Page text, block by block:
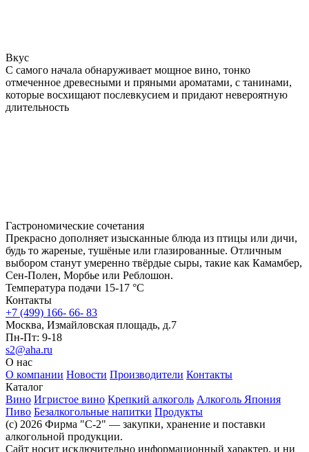
Вкус
С самого начала обнаруживает мощное вино, тонко
отмеченное древесными и пряными ароматами, с танинами,
которые восхищают послевкусием и придают невероятную
длительность
Гастрономические сочетания
Прекрасно дополняет изысканные блюда из птицы или дичи,
будь то жареные, тушёные или глазированные. Отличным
выбором станут умеренно твёрдые сыры, такие как Камамбер,
Сен-Полен, Морбье или Реблошон.
Температура подачи 15-17 °C
Контакты
+7 (499) 166- 66- 83
Москва, Измайловская площадь, д.7
Пн-Пт: 9-18
s2@aha.ru
О нас
О компании Новости Производители Контакты
Каталог
Вино Игристое вино Крепкий алкоголь Алкоголь Япония
Пиво Безалкогольные напитки Продукты
(c) 2026 Фирма "С-2" — закупки, хранение и поставки
алкогольной продукции.
Сайт носит исключительно информационный характер, и ни